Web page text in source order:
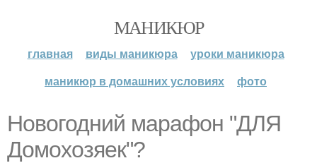
МАНИКЮР
главная виды маникюра
уроки маникюра
маникюр в домашних условиях
фото
Новогодний марафон "ДЛЯ
Домохозяек"?